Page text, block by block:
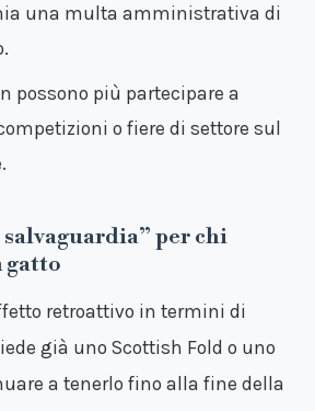
una multa amministrativa di
possono più partecipare a
o fiere di settore sul
per chi
gatto
retroattivo in termini di
già uno Scottish Fold o uno
a tenerlo fino alla fine della